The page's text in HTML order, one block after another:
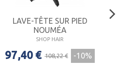
LAVE-TÊTE SUR PIED
NOUMÉA
SHOP HAIR
97,40 € 108,22 € -10%